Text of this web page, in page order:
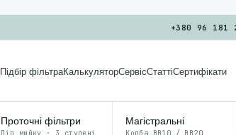
+380 96 181
Підбір фільтраКалькуляторСервісСтаттіСертифікати
Проточні фільтри Магістральні